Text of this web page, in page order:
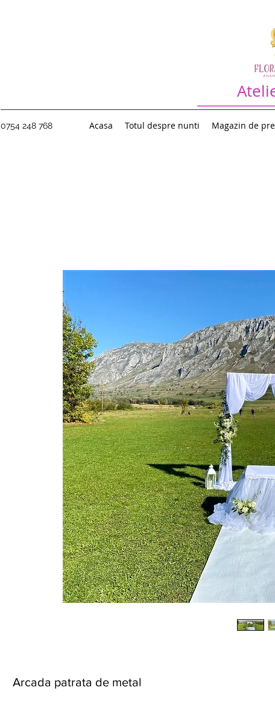
0754 248 768 Acasa Totul despre nunti Magazin de
Arcada patrata de metal